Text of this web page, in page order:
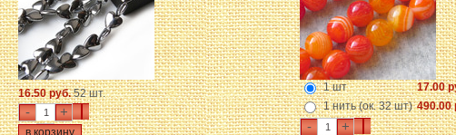
16.50 руб.52 шт.
- +
1 шт
17.00
1 нить (ок. 32 шт) 490.00
- +